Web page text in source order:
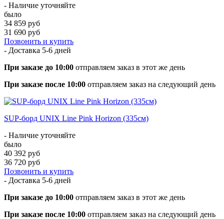
- Наличие уточняйте
было
34 859 руб
31 690 руб
Позвонить и купить
- Доставка 5-6 дней
При заказе до 10:00 отправляем заказ в этот же день
При заказе после 10:00 отправляем заказ на следующий день
SUP-борд UNIX Line Pink Horizon (335см)
- Наличие уточняйте
было
40 392 руб
36 720 руб
Позвонить и купить
- Доставка 5-6 дней
При заказе до 10:00 отправляем заказ в этот же день
При заказе после 10:00 отправляем заказ на следующий день